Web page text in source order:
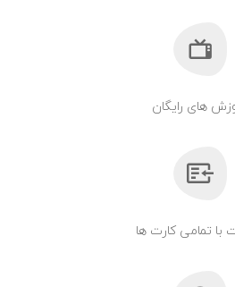
های رایگان
با تمامی کارت ها